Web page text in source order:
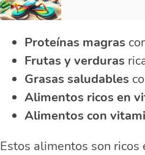
Proteínas magras
Frutas y verduras
Grasas saludables
Alimentos ricos en
Alimentos con
Estos alimentos son